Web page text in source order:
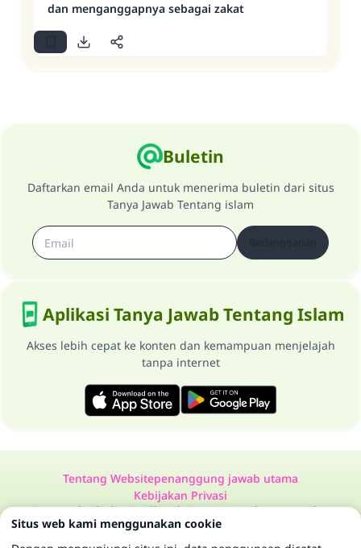
dan menganggapnya sebagai zakat
Buletin
Daftarkan email Anda untuk menerima buletin dari situs
Tanya Jawab Tentang islam
Aplikasi Tanya Jawab Tentang Islam
Akses lebih cepat ke konten dan kemampuan menjelajah
tanpa internet
Tentang Websitepenanggung jawab utama
Kebijakan Privasi
Semua Hak Dilindungi Milik Website Tanya Jawab Tentang Islam
1997-2025 ©
Situs web kami menggunakan cookie